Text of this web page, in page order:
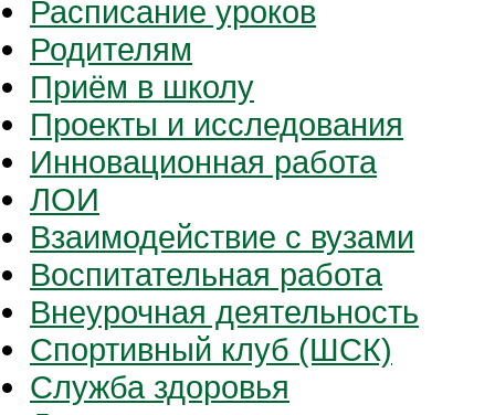
Расписание уроков
Родителям
Приём в школу
Проекты и исследования
Инновационная работа
ЛОИ
Взаимодействие с вузами
Воспитательная работа
Внеурочная деятельность
Спортивный клуб (ШСК)
Служба здоровья